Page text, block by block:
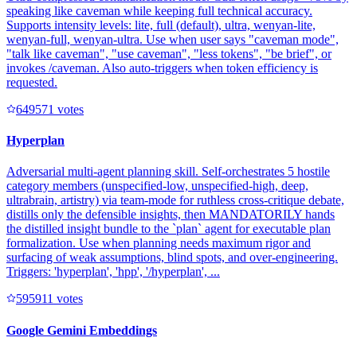
speaking like caveman while keeping full technical accuracy.
Supports intensity levels: lite, full (default), ultra, wenyan-lite,
wenyan-full, wenyan-ultra. Use when user says "caveman mode",
"talk like caveman", "use caveman", "less tokens", "be brief", or
invokes /caveman. Also auto-triggers when token efficiency is
requested.
649571 votes
Hyperplan
Adversarial multi-agent planning skill. Self-orchestrates 5 hostile
category members (unspecified-low, unspecified-high, deep,
ultrabrain, artistry) via team-mode for ruthless cross-critique debate,
distills only the defensible insights, then MANDATORILY hands
the distilled insight bundle to the `plan` agent for executable plan
formalization. Use when planning needs maximum rigor and
surfacing of weak assumptions, blind spots, and over-engineering.
Triggers: 'hyperplan', 'hpp', '/hyperplan', ...
595911 votes
Google Gemini Embeddings